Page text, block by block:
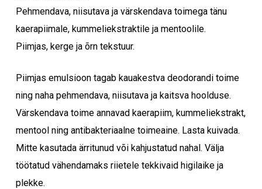
Pehmendava, niisutava ja värskendava toimega tänu
kaerapiimale, kummeliekstraktile ja mentoolile.
Piimjas, kerge ja õrn tekstuur.
Piimjas emulsioon tagab kauakestva deodorandi toime
ning naha pehmendava, niisutava ja kaitsva hoolduse.
Värskendava toime annavad kaerapiim, kummeliekstrakt,
mentool ning antibakteriaalne toimeaine. Lasta kuivada.
Mitte kasutada ärritunud või kahjustatud nahal. Välja
töötatud vähendamaks riietele tekkivaid higilaike ja
plekke.